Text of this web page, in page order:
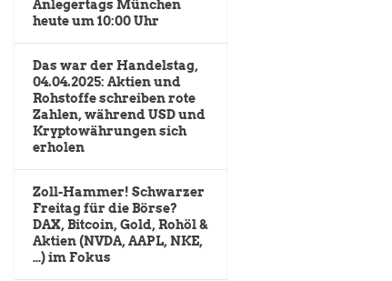
Anlegertags München
heute um 10:00 Uhr
Das war der Handelstag,
04.04.2025: Aktien und
Rohstoffe schreiben rote
Zahlen, während USD und
Kryptowährungen sich
erholen
Zoll-Hammer! Schwarzer
Freitag für die Börse?
DAX, Bitcoin, Gold, Rohöl &
Aktien (NVDA, AAPL, NKE,
…) im Fokus